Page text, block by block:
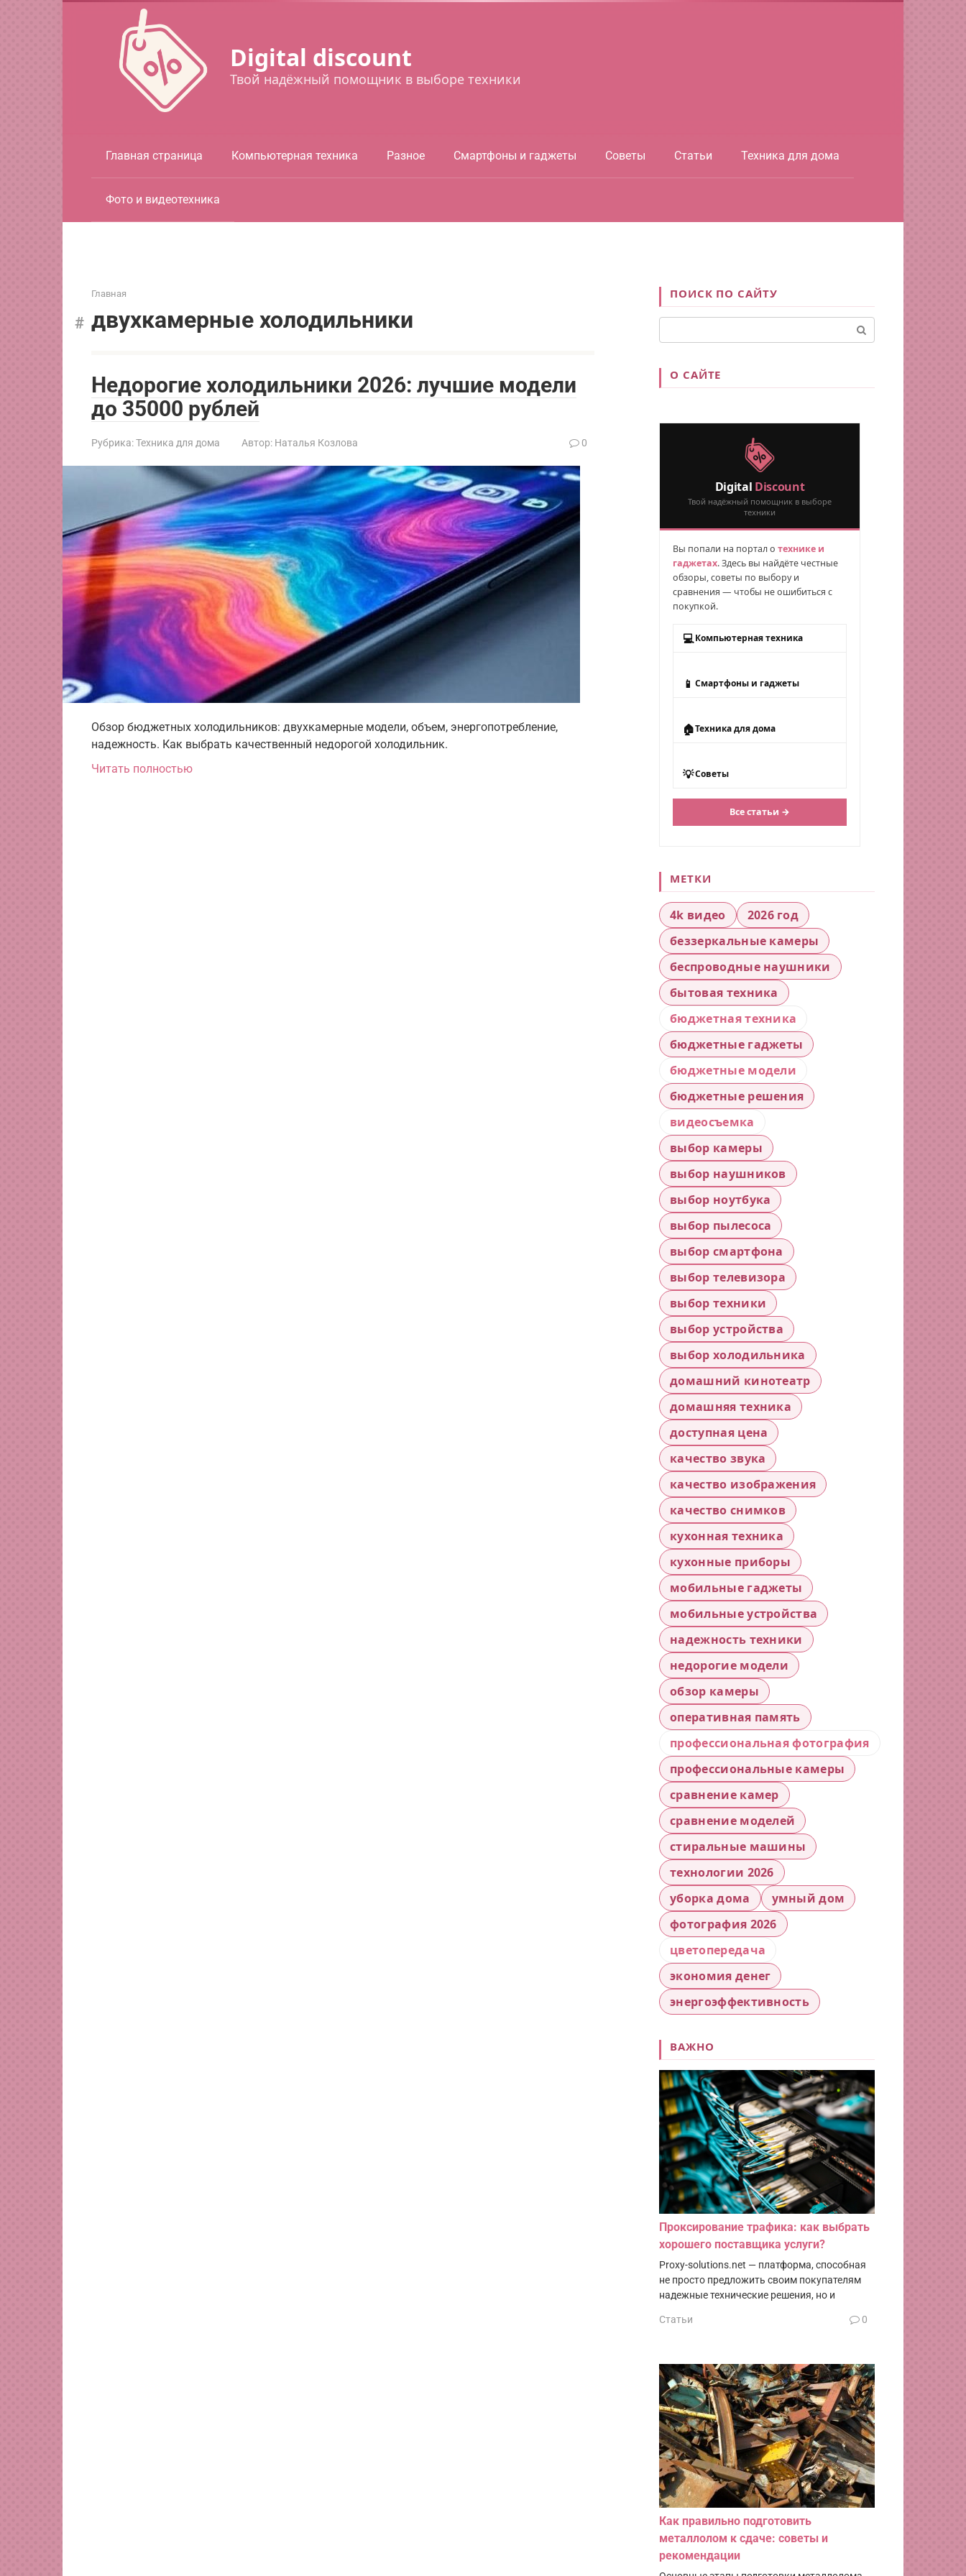
Digital discount
Твой надёжный помощник в выборе техники
Главная страница Компьютерная техника Разное Смартфоны и гаджеты Советы Статьи Техника для дома
Фото и видеотехника
Главная
двухкамерные холодильники
Недорогие холодильники 2026: лучшие модели
до 35000 рублей
Рубрика:Техника для дома Автор: Наталья Козлова 0
Обзор бюджетных холодильников: двухкамерные модели, объем, энергопотребление,
надежность. Как выбрать качественный недорогой холодильник.
Читать полностью
ПОИСК ПО САЙТУ
О САЙТЕ
Digital Discount
Твой надёжный помощник в выборе
техники
Вы попали на портал о технике и
гаджетах. Здесь вы найдёте честные
обзоры, советы по выбору и
сравнения — чтобы не ошибиться с
покупкой.
💻 Компьютерная техника
📱 Смартфоны и гаджеты
🏠Техника для дома
💡Советы
Все статьи →
МЕТКИ
4k видео
2026 год
беззеркальные камеры
беспроводные наушники
бытовая техника
бюджетная техника
бюджетные гаджеты
бюджетные модели
бюджетные решения
видеосъемка
выбор камеры
выбор наушников
выбор ноутбука
выбор пылесоса
выбор смартфона
выбор телевизора
выбор техники
выбор устройства
выбор холодильника
домашний кинотеатр
домашняя техника
доступная цена
качество звука
качество изображения
качество снимков
кухонная техника
кухонные приборы
мобильные гаджеты
мобильные устройства
надежность техники
недорогие модели
обзор камеры
оперативная память
профессиональная фотография
профессиональные камеры
сравнение камер
сравнение моделей
стиральные машины
технологии 2026
уборка дома
умный дом
фотография 2026
цветопередача
экономия денег
энергоэффективность
ВАЖНО
Проксирование трафика: как выбрать
хорошего поставщика услуги?
Proxy-solutions.net — платформа, способная
не просто предложить своим покупателям
надежные технические решения, но и
Статьи 0
Как правильно подготовить
металлолом к сдаче: советы и
рекомендации